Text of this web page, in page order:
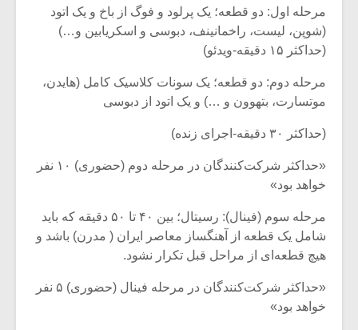
مرحله اول: دو قطعه؛ یک پرلود و فوگ از باخ و یک اتود
(شوپن، لیست، راخمانینف، دبوسی و اسکریابین و…)
(حداکثر ۱۵ دقیقه-ویدئو)
مرحله دوم: دو قطعه؛ یک سونات کلاسیک کامل (هایدن،
موتسارت، بتهوون و …) و یک اتود از دبوسی
(حداکثر ۳۰ دقیقه-اجرای زنده)
«حداکثر شرکت‌کنندگان در مرحله دوم (حضوری) ۱۰ نفر
خواهد بود»
مرحله سوم (فینال): رسیتال؛ بین ۴۰ تا ۵۰ دقیقه که باید
شامل یک قطعه از آهنگساز معاصر ایران ( مدرن) باشد و
هیچ قطعه‌ای از مراحل قبل تکرار نشود.
«حداکثر شرکت‌کنندگان در مرحله فینال (حضوری) ۵ نفر
خواهد بود»